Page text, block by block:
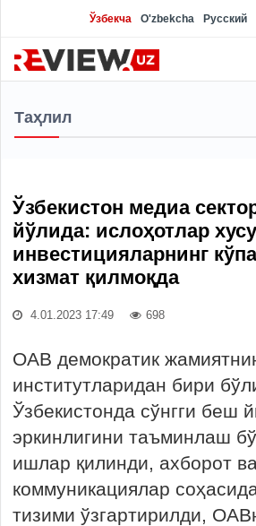
Ўзбекча O'zbekcha Русский
Таҳлил
Ўзбекистон медиа
йўлида: ислоҳотлар
инвестицияларнинг
хизмат қилмоқда
4.01.2023 17:49 698
ОАВ демократик
институтларидан бири
Ўзбекистонда сўнгги беш
эркинлигини таъминлаш
ишлар қилинди, ахборот
коммуникациялар
тизими ўзгартирилди,